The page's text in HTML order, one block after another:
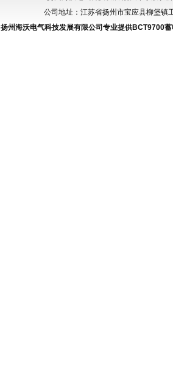
公司地址：江苏省扬州市宝应县柳堡
扬州海沃电气科技发展有限公司专业提供BCT9700